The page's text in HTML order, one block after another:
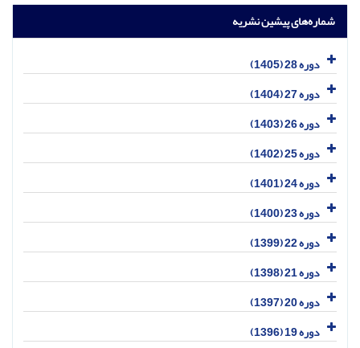
شماره‌های پیشین نشریه
دوره 28 (1405)
دوره 27 (1404)
دوره 26 (1403)
دوره 25 (1402)
دوره 24 (1401)
دوره 23 (1400)
دوره 22 (1399)
دوره 21 (1398)
دوره 20 (1397)
دوره 19 (1396)